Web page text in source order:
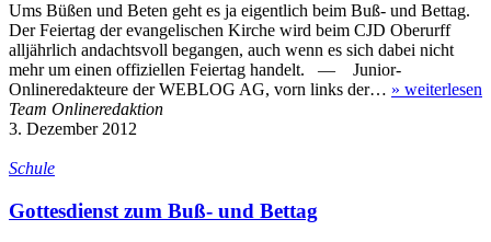
Ums Büßen und Beten geht es ja eigentlich beim Buß- und Bettag.
Der Feiertag der evangelischen Kirche wird beim CJD Oberurff
alljährlich andachtsvoll begangen, auch wenn es sich dabei nicht
mehr um einen offiziellen Feiertag handelt. — Junior-
Onlineredakteure der WEBLOG AG, vorn links der… » weiterlesen
Team Onlineredaktion
3. Dezember 2012
Schule
Gottesdienst zum Buß- und Bettag